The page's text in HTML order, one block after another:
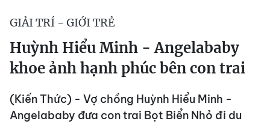
GIẢI TRÍ - GIỚI TRẺ
Huỳnh Hiểu Minh - Angelababy
khoe ảnh hạnh phúc bên con trai
(Kiến Thức) - Vợ chồng Huỳnh Hiểu Minh -
Angelababy đưa con trai Bọt Biển Nhỏ đi du